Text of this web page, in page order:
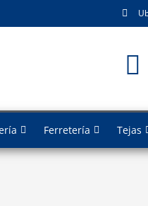
Ferretería Tejas